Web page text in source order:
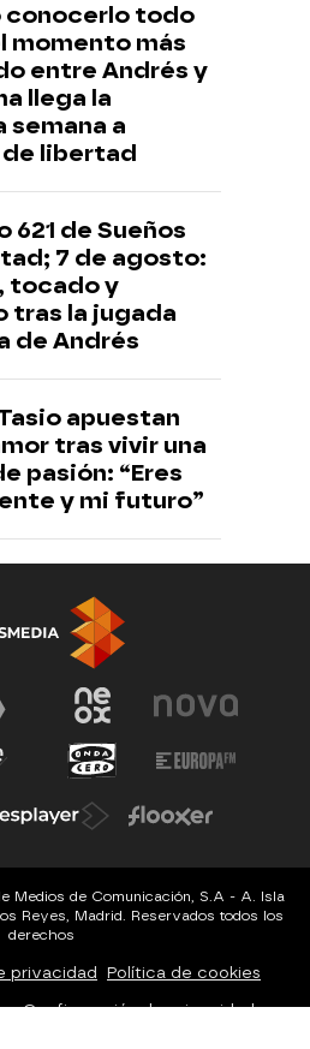
conocerlo todo
momento más
entre Andrés y
llega la
semana a
de libertad
621 de Sueños
7 de agosto:
tocado y
tras la jugada
de Andrés
apuestan
tras vivir una
pasión: “Eres
y mi futuro”
Medios de Comunicación, S.A - A. Isla
Reyes, Madrid. Reservados todos los
derechos
privacidad Política de cookies
Configuración de privacidad